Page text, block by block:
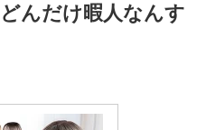
んだけ暇人なんす